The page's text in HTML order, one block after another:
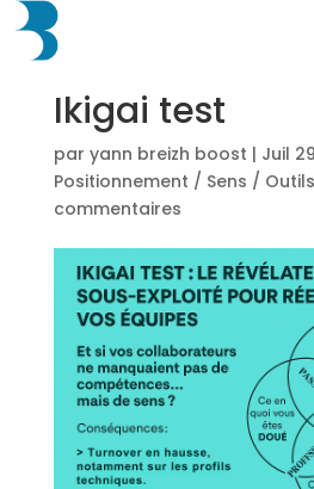
Ikigai test
par yann breizh boost | Juil
Positionnement / Sens /
commentaires